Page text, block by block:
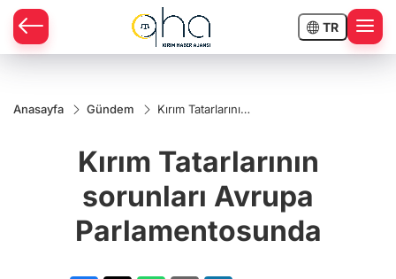
TR
Anasayfa Gündem
Kırım Tatarlarının
Kırım Tatarlarının
sorunları Avrupa
Parlamentosunda